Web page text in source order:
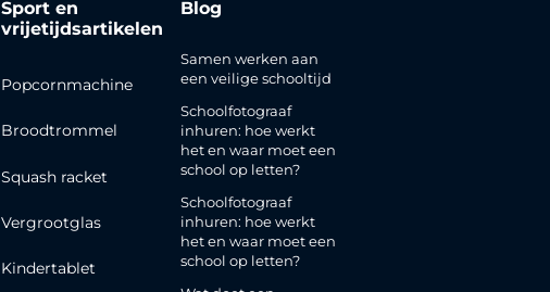
Sport en
vrijetijdsartikelen
Popcornmachine
Broodtrommel
Squash racket
Vergrootglas
Kindertablet
Blog
Samen werken aan
een veilige schooltijd
Schoolfotograaf
inhuren: hoe werkt
het en waar moet een
school op letten?
Schoolfotograaf
inhuren: hoe werkt
het en waar moet een
school op letten?